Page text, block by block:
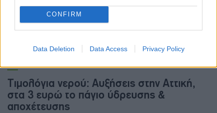
CONFIRM
Data Deletion Data Access Privacy Policy
ΠΕΡΙΒΑΛΛΟΝ
Τιμολόγια νερού: Αυξήσεις στην Αττική,
στα 3 ευρώ το πάγιο ύδρευσης &
αποχέτευσης